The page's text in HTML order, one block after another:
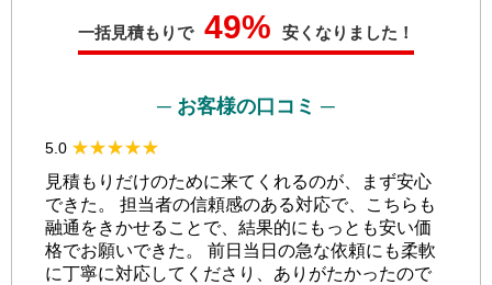
一括見積もりで 49% 安くなりました！
─ お客様の口コミ ─
5.0 ★★★★★
★★★★★
見積もりだけのために来てくれるのが、まず安心
できた。 担当者の信頼感のある対応で、こちらも
融通をきかせることで、結果的にもっとも安い価
格でお願いできた。 前日当日の急な依頼にも柔軟
に丁寧に対応してくださり、ありがたかったので